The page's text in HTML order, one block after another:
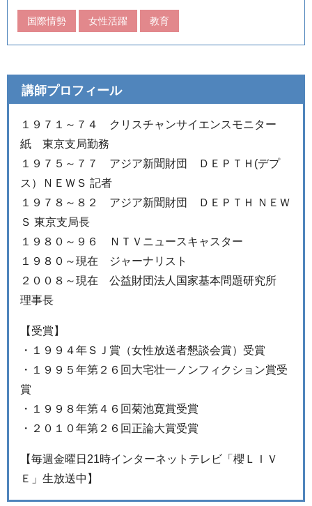
国際情勢 女性活躍 教育
講師プロフィール
１９７１～７４ クリスチャンサイエンスモニター
紙 東京支局勤務
１９７５～７７ アジア新聞財団 ＤＥＰＴＨ(デプ
ス）ＮＥＷＳ 記者
１９７８～８２ アジア新聞財団 ＤＥＰＴＨ ＮＥＷ
Ｓ 東京支局長
１９８０～９６ ＮＴＶニュースキャスター
１９８０～現在 ジャーナリスト
２００８～現在 公益財団法人国家基本問題研究所
理事長
【受賞】
・１９９４年ＳＪ賞（女性放送者懇談会賞）受賞
・１９９５年第２６回大宅壮一ノンフィクション賞受
賞
・１９９８年第４６回菊池寛賞受賞
・２０１０年第２６回正論大賞受賞
【毎週金曜日21時インターネットテレビ「櫻ＬＩＶ
Ｅ」生放送中】